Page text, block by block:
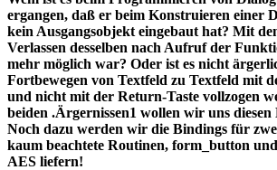
ergangen, daß er beim Konstruieren einer
kein Ausgangsobjekt eingebaut hat? Mit
Verlassen desselben nach Aufruf der
mehr möglich war? Oder ist es nicht
Fortbewegen von Textfeld zu Textfeld mit
und nicht mit der Return-Taste vollzogen
beiden .Ärgernissen1 wollen wir uns
Noch dazu werden wir die Bindings für
kaum beachtete Routinen, form_button
AES liefern!